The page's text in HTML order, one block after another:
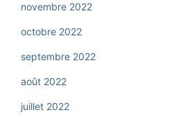
novembre 2022
octobre 2022
septembre 2022
août 2022
juillet 2022